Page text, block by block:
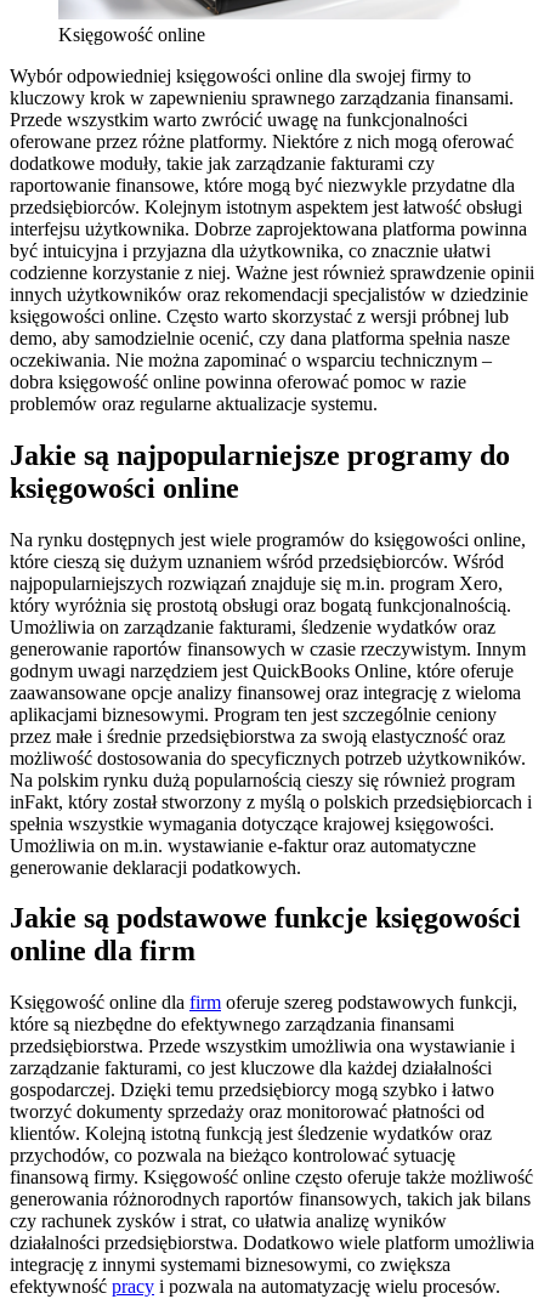
Księgowość online
Wybór odpowiedniej księgowości online dla swojej firmy to
kluczowy krok w zapewnieniu sprawnego zarządzania finansami.
Przede wszystkim warto zwrócić uwagę na funkcjonalności
oferowane przez różne platformy. Niektóre z nich mogą oferować
dodatkowe moduły, takie jak zarządzanie fakturami czy
raportowanie finansowe, które mogą być niezwykle przydatne dla
przedsiębiorców. Kolejnym istotnym aspektem jest łatwość obsługi
interfejsu użytkownika. Dobrze zaprojektowana platforma powinna
być intuicyjna i przyjazna dla użytkownika, co znacznie ułatwi
codzienne korzystanie z niej. Ważne jest również sprawdzenie opinii
innych użytkowników oraz rekomendacji specjalistów w dziedzinie
księgowości online. Często warto skorzystać z wersji próbnej lub
demo, aby samodzielnie ocenić, czy dana platforma spełnia nasze
oczekiwania. Nie można zapominać o wsparciu technicznym –
dobra księgowość online powinna oferować pomoc w razie
problemów oraz regularne aktualizacje systemu.
Jakie są najpopularniejsze programy do
księgowości online
Na rynku dostępnych jest wiele programów do księgowości online,
które cieszą się dużym uznaniem wśród przedsiębiorców. Wśród
najpopularniejszych rozwiązań znajduje się m.in. program Xero,
który wyróżnia się prostotą obsługi oraz bogatą funkcjonalnością.
Umożliwia on zarządzanie fakturami, śledzenie wydatków oraz
generowanie raportów finansowych w czasie rzeczywistym. Innym
godnym uwagi narzędziem jest QuickBooks Online, które oferuje
zaawansowane opcje analizy finansowej oraz integrację z wieloma
aplikacjami biznesowymi. Program ten jest szczególnie ceniony
przez małe i średnie przedsiębiorstwa za swoją elastyczność oraz
możliwość dostosowania do specyficznych potrzeb użytkowników.
Na polskim rynku dużą popularnością cieszy się również program
inFakt, który został stworzony z myślą o polskich przedsiębiorcach i
spełnia wszystkie wymagania dotyczące krajowej księgowości.
Umożliwia on m.in. wystawianie e-faktur oraz automatyczne
generowanie deklaracji podatkowych.
Jakie są podstawowe funkcje księgowości
online dla firm
Księgowość online dla firm oferuje szereg podstawowych funkcji,
które są niezbędne do efektywnego zarządzania finansami
przedsiębiorstwa. Przede wszystkim umożliwia ona wystawianie i
zarządzanie fakturami, co jest kluczowe dla każdej działalności
gospodarczej. Dzięki temu przedsiębiorcy mogą szybko i łatwo
tworzyć dokumenty sprzedaży oraz monitorować płatności od
klientów. Kolejną istotną funkcją jest śledzenie wydatków oraz
przychodów, co pozwala na bieżąco kontrolować sytuację
finansową firmy. Księgowość online często oferuje także możliwość
generowania różnorodnych raportów finansowych, takich jak bilans
czy rachunek zysków i strat, co ułatwia analizę wyników
działalności przedsiębiorstwa. Dodatkowo wiele platform umożliwia
integrację z innymi systemami biznesowymi, co zwiększa
efektywność pracy i pozwala na automatyzację wielu procesów.